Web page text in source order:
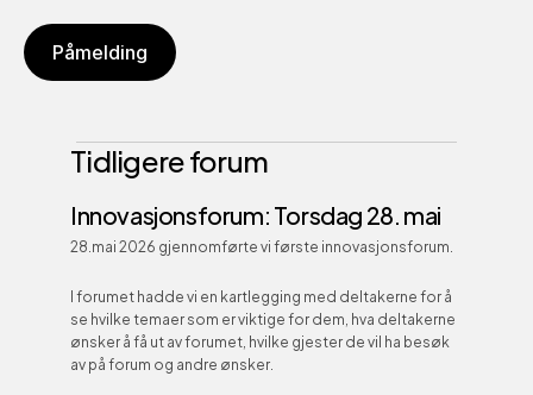
Påmelding
Tidligere forum
Innovasjonsforum: Torsdag 28. mai
28.mai 2026 gjennomførte vi første innovasjonsforum.
I forumet hadde vi en kartlegging med deltakerne for å
se hvilke temaer som er viktige for dem, hva deltakerne
ønsker å få ut av forumet, hvilke gjester de vil ha besøk
av på forum og andre ønsker.